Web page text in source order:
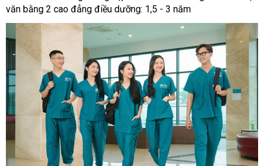
văn bằng 2 cao đẳng điều dưỡng: 1,5 - 3 năm